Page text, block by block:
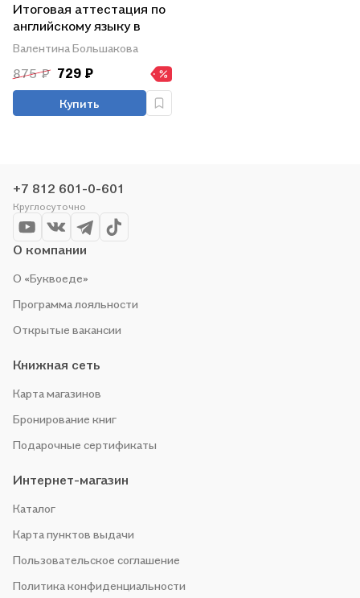
Итоговая аттестация по
английскому языку в
начальной школе.
экзаменационных
материалов для
учащихся 4 классов.
Валентина Большакова
875 ₽ 729 ₽
Купить
+7 812 601-0-601
Круглосуточно
О компании
О «Буквоеде»
Программа лояльности
Открытые вакансии
Книжная сеть
Карта магазинов
Бронирование книг
Подарочные сертификаты
Интернет-магазин
Каталог
Карта пунктов выдачи
Пользовательское соглашение
Политика конфиденциальности